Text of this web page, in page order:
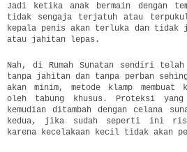
Jadi ketika anak bermain dengan
tidak sengaja terjatuh atau terpukul
kepala penis akan terluka dan tidak
atau jahitan lepas.
Nah, di Rumah Sunatan sendiri telah
tanpa jahitan dan tanpa perban
akan minim, metode klamp
oleh tabung khusus. Proteksi
kemudian ditambah dengan celana
kedua, jika sudah seperti ini
karena kecelakaan kecil tidak akan